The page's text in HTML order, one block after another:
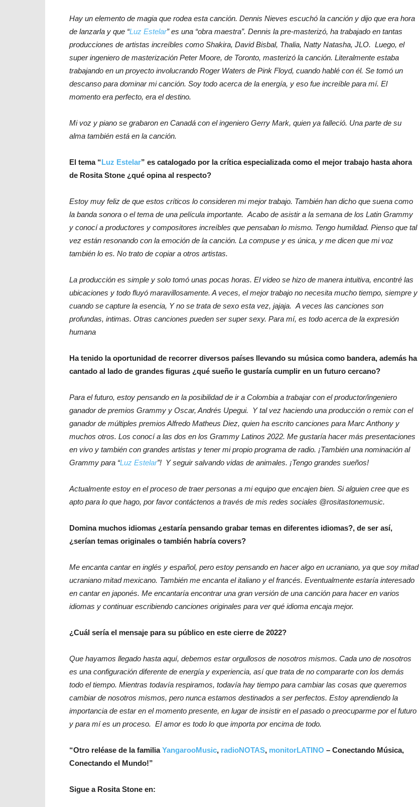
Hay un elemento de magia que rodea esta canción. Dennis Nieves escuchó la canción y dijo que era hora
de lanzarla y que “Luz Estelar” es una “obra maestra”. Dennis la pre-masterizó, ha trabajado en tantas
producciones de artistas increíbles como Shakira, David Bisbal, Thalia, Natty Natasha, JLO. Luego, el
super ingeniero de masterización Peter Moore, de Toronto, masterizó la canción. Literalmente estaba
trabajando en un proyecto involucrando Roger Waters de Pink Floyd, cuando hablé con él. Se tomó un
descanso para dominar mi canción. Soy todo acerca de la energía, y eso fue increíble para mí. El
momento era perfecto, era el destino.
Mi voz y piano se grabaron en Canadá con el ingeniero Gerry Mark, quien ya falleció. Una parte de su
alma también está en la canción.
El tema “Luz Estelar” es catalogado por la crítica especializada como el mejor trabajo hasta ahora
de Rosita Stone ¿qué opina al respecto?
Estoy muy feliz de que estos críticos lo consideren mi mejor trabajo. También han dicho que suena como
la banda sonora o el tema de una película importante. Acabo de asistir a la semana de los Latin Grammy
y conocí a productores y compositores increíbles que pensaban lo mismo. Tengo humildad. Pienso que tal
vez están resonando con la emoción de la canción. La compuse y es única, y me dicen que mi voz
también lo es. No trato de copiar a otros artistas.
La producción es simple y solo tomó unas pocas horas. El video se hizo de manera intuitiva, encontré las
ubicaciones y todo fluyó maravillosamente. A veces, el mejor trabajo no necesita mucho tiempo, siempre y
cuando se capture la esencia, Y no se trata de sexo esta vez, jajaja. A veces las canciones son
profundas, intimas. Otras canciones pueden ser super sexy. Para mí, es todo acerca de la expresión
humana
Ha tenido la oportunidad de recorrer diversos países llevando su música como bandera, además ha
cantado al lado de grandes figuras ¿qué sueño le gustaría cumplir en un futuro cercano?
Para el futuro, estoy pensando en la posibilidad de ir a Colombia a trabajar con el productor/ingeniero
ganador de premios Grammy y Oscar, Andrés Upegui. Y tal vez haciendo una producción o remix con el
ganador de múltiples premios Alfredo Matheus Diez, quien ha escrito canciones para Marc Anthony y
muchos otros. Los conocí a las dos en los Grammy Latinos 2022. Me gustaría hacer más presentaciones
en vivo y también con grandes artistas y tener mi propio programa de radio. ¡También una nominación al
Grammy para “Luz Estelar”! Y seguir salvando vidas de animales. ¡Tengo grandes sueños!
Actualmente estoy en el proceso de traer personas a mi equipo que encajen bien. Si alguien cree que es
apto para lo que hago, por favor contáctenos a través de mis redes sociales @rositastonemusic.
Domina muchos idiomas ¿estaría pensando grabar temas en diferentes idiomas?, de ser así,
¿serían temas originales o también habría covers?
Me encanta cantar en inglés y español, pero estoy pensando en hacer algo en ucraniano, ya que soy mitad
ucraniano mitad mexicano. También me encanta el italiano y el francés. Eventualmente estaría interesado
en cantar en japonés. Me encantaría encontrar una gran versión de una canción para hacer en varios
idiomas y continuar escribiendo canciones originales para ver qué idioma encaja mejor.
¿Cuál sería el mensaje para su público en este cierre de 2022?
Que hayamos llegado hasta aquí, debemos estar orgullosos de nosotros mismos. Cada uno de nosotros
es una configuración diferente de energía y experiencia, así que trata de no compararte con los demás
todo el tiempo. Mientras todavía respiramos, todavía hay tiempo para cambiar las cosas que queremos
cambiar de nosotros mismos, pero nunca estamos destinados a ser perfectos. Estoy aprendiendo la
importancia de estar en el momento presente, en lugar de insistir en el pasado o preocuparme por el futuro
y para mí es un proceso. El amor es todo lo que importa por encima de todo.
“Otro reléase de la familiaYangarooMusic, radioNOTAS, monitorLATINO – Conectando Música,
Conectando el Mundo!”
Sigue a Rosita Stone en: